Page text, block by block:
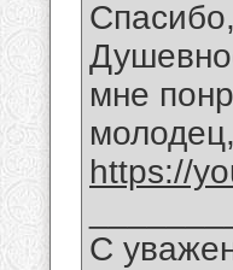
мне
https://
С